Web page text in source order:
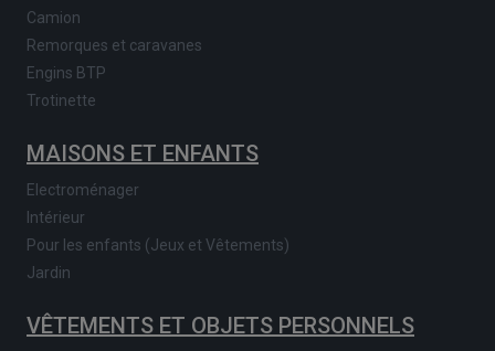
Camion
Remorques et caravanes
Engins BTP
Trotinette
MAISONS ET ENFANTS
Electroménager
Intérieur
Pour les enfants (Jeux et Vêtements)
Jardin
VÊTEMENTS ET OBJETS PERSONNELS